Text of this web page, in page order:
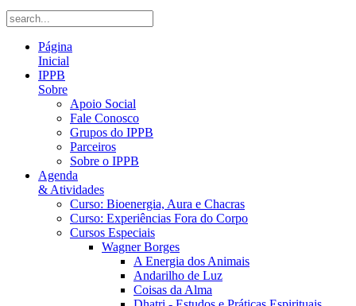
Página
Inicial
IPPB
Sobre
Apoio Social
Fale Conosco
Grupos do IPPB
Parceiros
Sobre o IPPB
Agenda
& Atividades
Curso: Bioenergia, Aura e Chacras
Curso: Experiências Fora do Corpo
Cursos Especiais
Wagner Borges
A Energia dos Animais
Andarilho de Luz
Coisas da Alma